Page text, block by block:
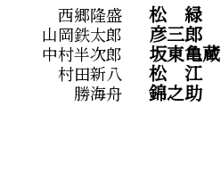
西郷隆盛
山岡鉄太郎
中村半次郎
村田新八
勝海舟
松 緑
彦三郎
坂東亀蔵
松 江
錦之助